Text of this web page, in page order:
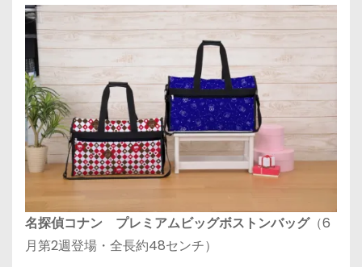
名探偵コナン プレミアムビッグボストンバッグ（6
月第2週登場・全長約48センチ）